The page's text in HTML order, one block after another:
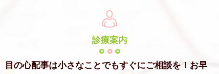
診療案内
目の心配事は小さなことでもすぐにご相談を！ お早